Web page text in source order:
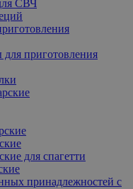
СВЧ
приготовления
для спагетти
принадлежностей с